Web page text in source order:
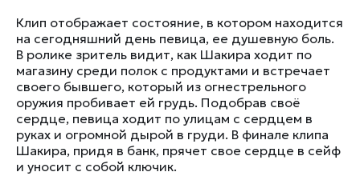
Клип отображает состояние, в котором находится
на сегодняшний день певица, ее душевную боль.
В ролике зритель видит, как Шакира ходит по
магазину среди полок с продуктами и встречает
своего бывшего, который из огнестрельного
оружия пробивает ей грудь. Подобрав своё
сердце, певица ходит по улицам с сердцем в
руках и огромной дырой в груди. В финале клипа
Шакира, придя в банк, прячет свое сердце в сейф
и уносит с собой ключик.